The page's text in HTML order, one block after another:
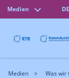
Medien DE
Medien Was wir